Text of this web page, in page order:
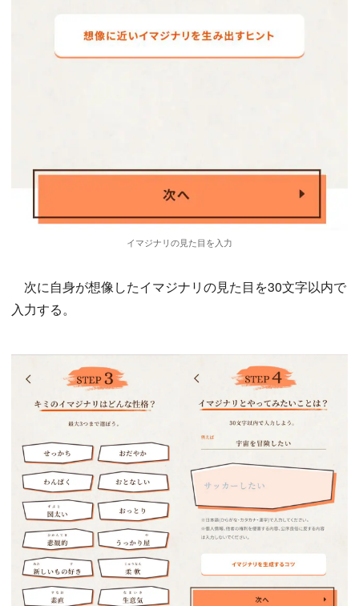
イマジナリの見た目を入力
次に自身が想像したイマジナリの見た目を30文字以内で
入力する。